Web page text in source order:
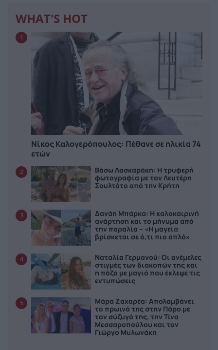
WHAT'S HOT
1
Νίκος Καλογερόπουλος: Πέθανε σε ηλικία 74
ετών
2
Βάσω Λασκαράκη: Η τρυφερή
φωτογραφία με τον Λευτέρη
Σουλτάτο από την Κρήτη
3
Δανάη Μπάρκα: Η καλοκαιρινή
ανάρτηση και το μήνυμα από
την παραλία – «Η μαγεία
βρίσκεται σε ό,τι πιο απλό»
4
Ναταλία Γερμανού: Οι ανέμελες
στιγμές των διακοπών της και
η πόζα με μαγιό που έκλεψε τις
εντυπώσεις
5
Μάρα Ζαχαρέα: Απολαμβάνει
το πρωινό της στην Πάρο με
τον σύζυγό της, την Τίνα
Μεσσαροπούλου και τον
Γιώργο Μυλωνάκη